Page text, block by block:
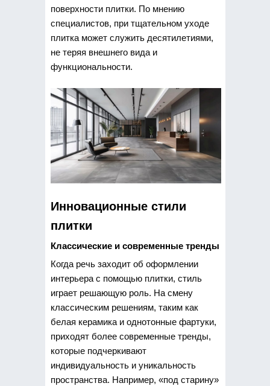
поверхности плитки. По мнению
специалистов, при тщательном уходе
плитка может служить десятилетиями,
не теряя внешнего вида и
функциональности.
Инновационные стили
плитки
Классические и современные тренды
Когда речь заходит об оформлении
интерьера с помощью плитки, стиль
играет решающую роль. На смену
классическим решениям, таким как
белая керамика и однотонные фартуки,
приходят более современные тренды,
которые подчеркивают
индивидуальность и уникальность
пространства. Например, «под старину»